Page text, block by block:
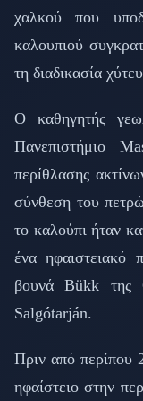
χαλκού που
καλουπιού
τη διαδικασία
Ο καθηγητής
Πανεπιστήμιο
περίθλασης
σύνθεση του
το καλούπι ήταν
ένα ηφαιστειακό
βουνά Bükk της
Salgótarján.
Πριν από περίπου
ηφαίστειο στην